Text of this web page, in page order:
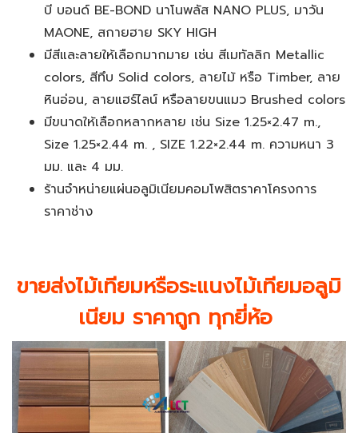
บี บอนด์ BE-BOND นาโนพลัส NANO PLUS, มาวัน
MAONE, สกายฮาย SKY HIGH
มีสีและลายให้เลือกมากมาย เช่น สีเมทัลลิก Metallic
colors, สีทึบ Solid colors, ลายไม้ หรือ Timber, ลาย
หินอ่อน, ลายแฮร์ไลน์ หรือลายขนแมว Brushed colors
มีขนาดให้เลือกหลากหลาย เช่น Size 1.25×2.47 m.,
Size 1.25×2.44 m. , SIZE 1.22×2.44 m. ความหนา 3
มม. และ 4 มม.
ร้านจำหน่ายแผ่นอลูมิเนียมคอมโพสิตราคาโครงการ
ราคาช่าง
ขายส่งไม้เทียมหรือระแนงไม้เทียมอลูมิ
เนียม ราคาถูก ทุกยี่ห้อ